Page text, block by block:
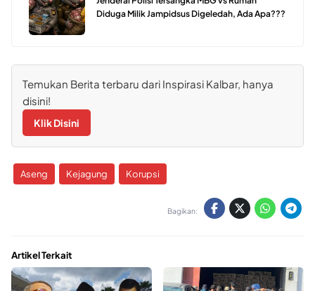
Diduga Milik Jampidsus Digeledah, Ada Apa???
Temukan Berita terbaru dari Inspirasi Kalbar, hanya
disini!
Klik Disini
Aseng Kejagung Korupsi
Bagikan:
Artikel Terkait